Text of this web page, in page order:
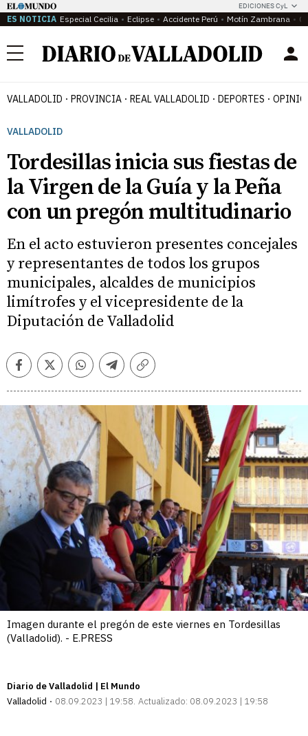
EDICIONES CyL
ES NOTICIA Especial Cecilia Eclipse Accidente Perú Motín Zambrana
Menú
VALLADOLID PROVINCIA REAL VALLADOLID DEPORTES
VALLADOLID
Tordesillas inicia sus fiestas de
la Virgen de la Guía y la Peña
con un pregón multitudinario
En el acto estuvieron presentes concejales
y representantes de todos los grupos
municipales, alcaldes de municipios
limítrofes y el vicepresidente de la
Diputación de Valladolid
FacebookTwitterWhatsappTelegramCopiar
Imagen durante el pregón de este viernes en Tordesillas
(Valladolid). - E.PRESS
Diario de Valladolid | El Mundo
Valladolid
08.09.2023 | 19:58 Actualizado: 08.09.2023 | 19:58